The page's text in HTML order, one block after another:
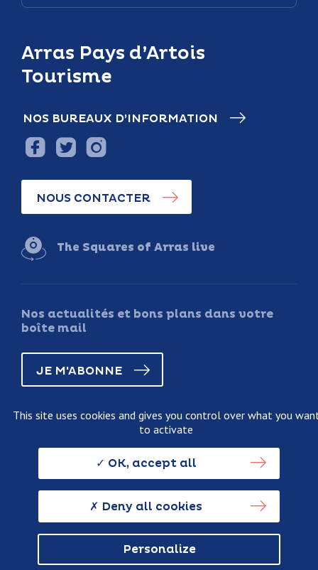
Arras Pays d’Artois
Tourisme
NOS BUREAUX D’INFORMATION
NOUS CONTACTER
The Squares of Arras live
Nos actualités et bons plans dans votre
boîte mail
JE M'ABONNE
Personnal data usage policy
This site uses cookies and gives you control over what you
to activate
OK, accept all
Deny all cookies
Personalize